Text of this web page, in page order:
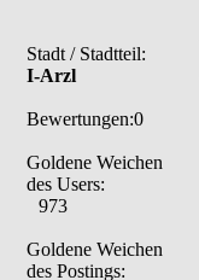
Stadt / Stadtteil:
I-Arzl
Bewertungen:0
Goldene Weichen
des Users:
973
Goldene Weichen
des Postings: